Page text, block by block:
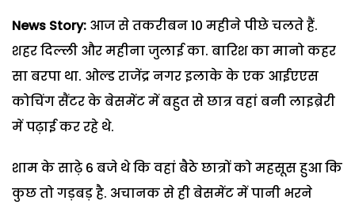
News Story: आज से तकरीबन 10 महीने पीछे चलते हैं.
शहर दिल्ली और महीना जुलाई का. बारिश का मानो कहर
सा बरपा था. ओल्ड राजेंद्र नगर इलाके के एक आईएएस
कोचिंग सैंटर के बेसमेंट में बहुत से छात्र वहां बनी लाइब्रेरी
में पढ़ाई कर रहे थे.
शाम के साढ़े 6 बजे थे कि वहां बैठे छात्रों को महसूस हुआ कि
कुछ तो गड़बड़ है. अचानक से ही बेसमेंट में पानी भरने